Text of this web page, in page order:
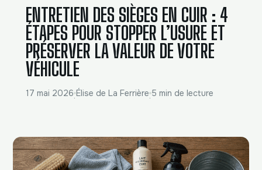
ENTRETIEN DES SIÈGES EN CUIR : 4
ÉTAPES POUR STOPPER L’USURE ET
PRÉSERVER LA VALEUR DE VOTRE
VÉHICULE
17 mai 2026·Élise de La Ferrière·5 min de lecture